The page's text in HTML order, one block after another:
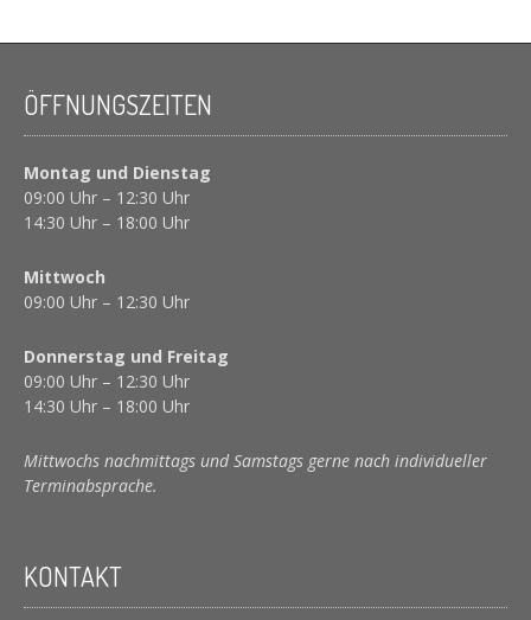
ÖFFNUNGSZEITEN
Montag und Dienstag
09:00 Uhr – 12:30 Uhr
14:30 Uhr – 18:00 Uhr
Mittwoch
09:00 Uhr – 12:30 Uhr
Donnerstag und Freitag
09:00 Uhr – 12:30 Uhr
14:30 Uhr – 18:00 Uhr
Mittwochs nachmittags und Samstags gerne nach individueller
Terminabsprache.
KONTAKT